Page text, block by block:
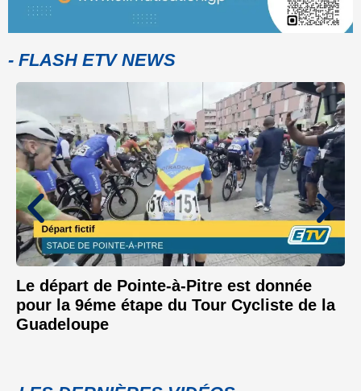
- FLASH ETV NEWS
Le départ de Pointe-à-Pitre est donnée
pour la 9éme étape du Tour Cycliste de la
Guadeloupe